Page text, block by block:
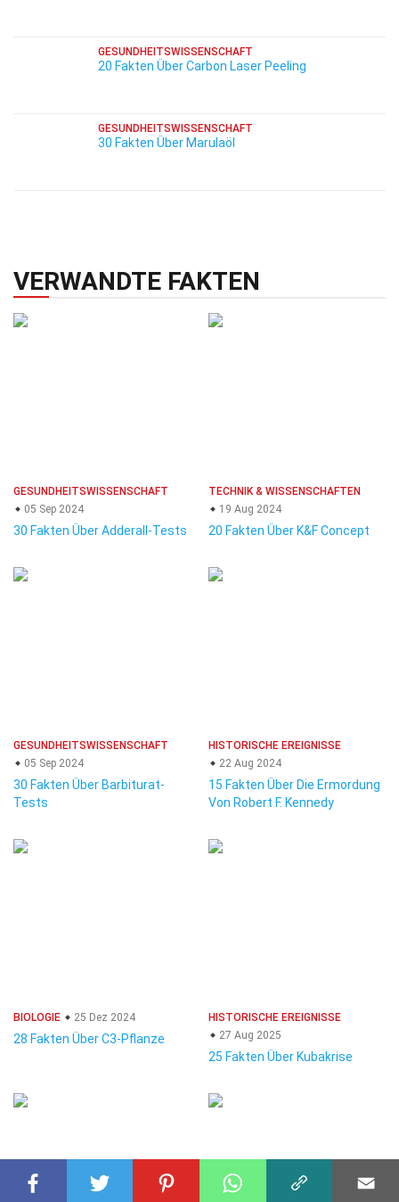
GESUNDHEITSWISSENSCHAFT
20 Fakten Über Carbon Laser Peeling
GESUNDHEITSWISSENSCHAFT
30 Fakten Über Marulaöl
VERWANDTE FAKTEN
GESUNDHEITSWISSENSCHAFT
05 Sep 2024
30 Fakten Über Adderall-Tests
TECHNIK & WISSENSCHAFTEN
19 Aug 2024
20 Fakten Über K&F Concept
GESUNDHEITSWISSENSCHAFT
05 Sep 2024
30 Fakten Über Barbiturat-
Tests
HISTORISCHE EREIGNISSE
22 Aug 2024
15 Fakten Über Die Ermordung
Von Robert F. Kennedy
BIOLOGIE 25 Dez 2024
28 Fakten Über C3-Pflanze
HISTORISCHE EREIGNISSE
27 Aug 2025
25 Fakten Über Kubakrise